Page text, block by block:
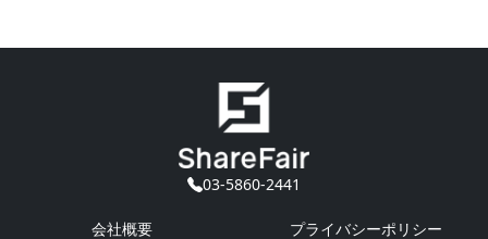
03-5860-2441
会社概要 プライバシーポリシー